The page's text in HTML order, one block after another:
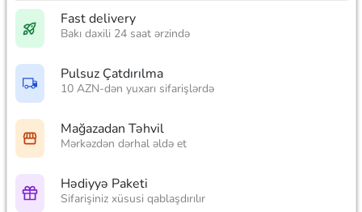
Fast delivery
Bakı daxili 24 saat ərzində
Pulsuz Çatdırılma
10 AZN-dən yuxarı sifarişlərdə
Mağazadan Təhvil
Mərkəzdən dərhal əldə et
Hədiyyə Paketi
Sifarişiniz xüsusi qablaşdırılır